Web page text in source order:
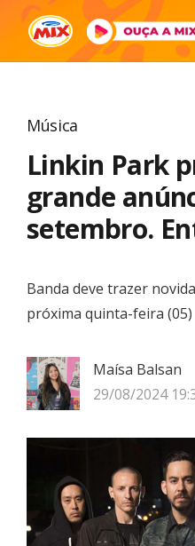
Música
Linkin Park
grande
setembro.
Banda deve trazer
próxima quinta-feira (05)
Maísa Balsan
29/08/2024